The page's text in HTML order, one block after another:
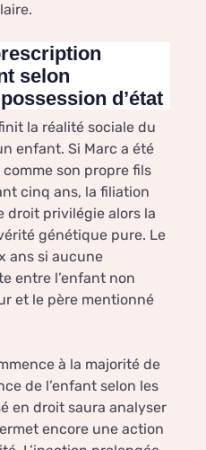
selon
d’état
la réalité sociale du
enfant. Si Marc a été
son propre fils
cinq ans, la filiation
droit privilégie alors la
génétique pure. Le
ans si aucune
entre l’enfant non
et le père mentionné
à la majorité de
de l’enfant selon les
en droit saura analyser
encore une action